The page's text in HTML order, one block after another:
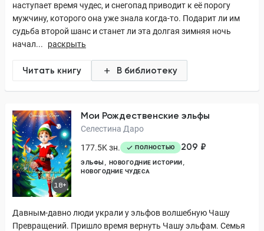
наступает время чудес, и снегопад приводит к её порогу
мужчину, которого она уже знала когда-то. Подарит ли им
судьба второй шанс и станет ли эта долгая зимняя ночь
начал...
раскрыть
Читать книгу В библиотеку
18+
Мои Рождественские эльфы
Селестина Даро
177.5K зн.
ПОЛНОСТЬЮ 209 ₽
ЭЛЬФЫ
НОВОГОДНИЕ ИСТОРИИ
НОВОГОДНИЕ ЧУДЕСА
Давным-давно люди украли у эльфов волшебную Чашу
Превращений. Пришло время вернуть Чашу эльфам. Семья